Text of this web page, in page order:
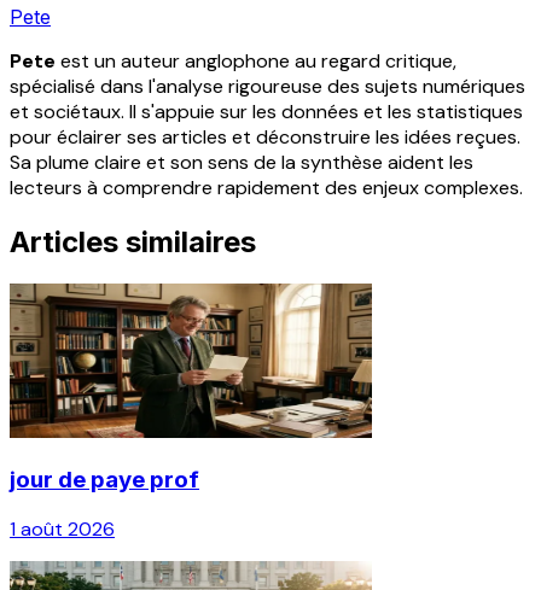
Pete
Pete est un auteur anglophone au regard critique,
spécialisé dans l'analyse rigoureuse des sujets numériques
et sociétaux. Il s'appuie sur les données et les statistiques
pour éclairer ses articles et déconstruire les idées reçues.
Sa plume claire et son sens de la synthèse aident les
lecteurs à comprendre rapidement des enjeux complexes.
Articles similaires
jour de paye prof
1 août 2026